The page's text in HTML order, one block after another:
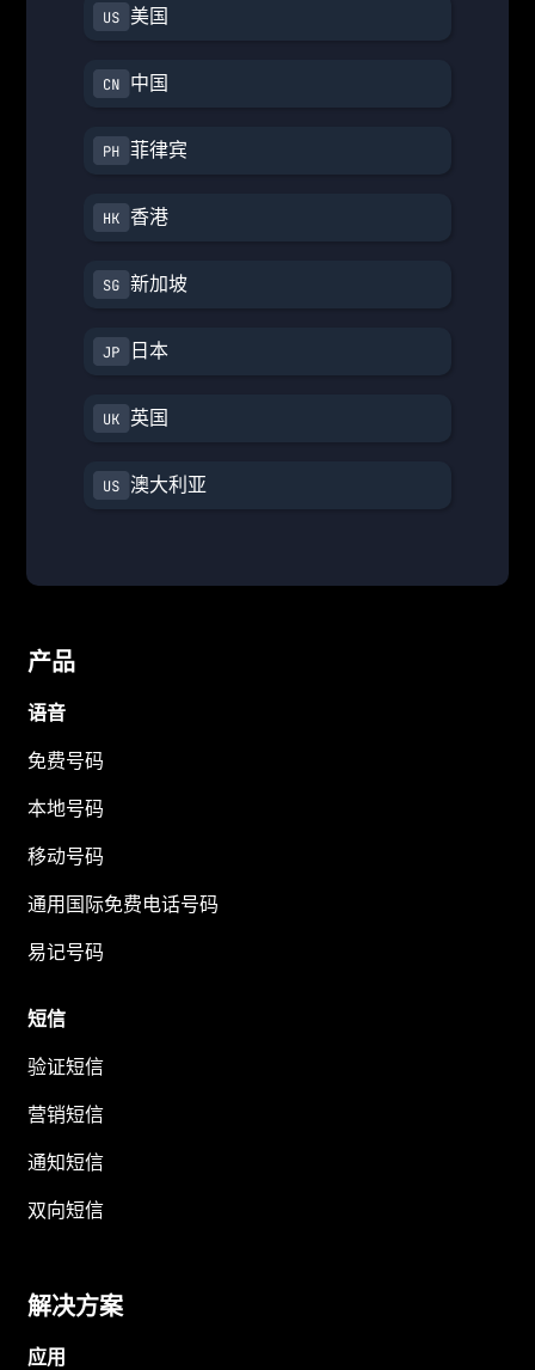
美国
中国
菲律宾
香港
新加坡
日本
英国
澳大利亚
产品
语音
免费号码
本地号码
移动号码
通用国际免费电话号码
易记号码
短信
验证短信
营销短信
通知短信
双向短信
解决方案
应用